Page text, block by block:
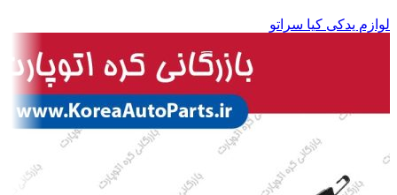
لوازم یدکی کیا سراتو